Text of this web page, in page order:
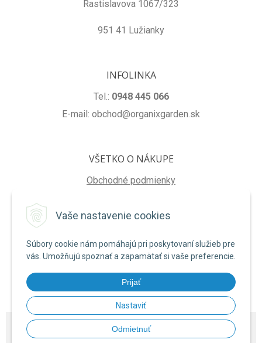
Vaše nastavenie cookies
Súbory cookie nám pomáhajú pri poskytovaní služieb pre
vás. Umožňujú spoznať a zapamätať si vaše preferencie.
Prijať
Nastaviť
Odmietnuť
Rastislavova 1067/323
951 41 Lužianky
INFOLINKA
Tel.: 0948 445 066
E-mail: obchod@organixgarden.sk
VŠETKO O NÁKUPE
Obchodné podmienky
Reklamačné podmienky
NA STIAHNUTIE
Formulár na odstúpenie od zmluvy
Poučenie o uplatnení práva na odstúpenie od zmluvy
© 2026 ORGANIXgarden • NextShop&e-shop Pohoda Connector NextCom